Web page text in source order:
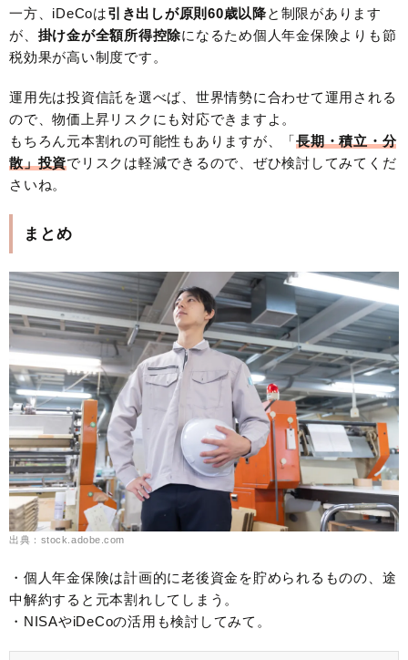
一方、iDeCoは引き出しが原則60歳以降と制限があります
が、 掛け金が全額所得控除になるため個人年金保険よりも節
税効果が高い制度です。
運用先は投資信託を選べば、世界情勢に合わせて運用される
ので、物価上昇リスクにも対応できますよ。
もちろん元本割れの可能性もありますが、「長期・積立・分
散」投資でリスクは軽減できるので、ぜひ検討してみてくだ
さいね。
まとめ
出典：stock.adobe.com
・個人年金保険は計画的に老後資金を貯められるものの、途
中解約すると元本割れしてしまう。
・NISAやiDeCoの活用も検討してみて。